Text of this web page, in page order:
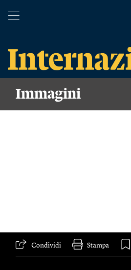
Immagini
Condividi Stampa